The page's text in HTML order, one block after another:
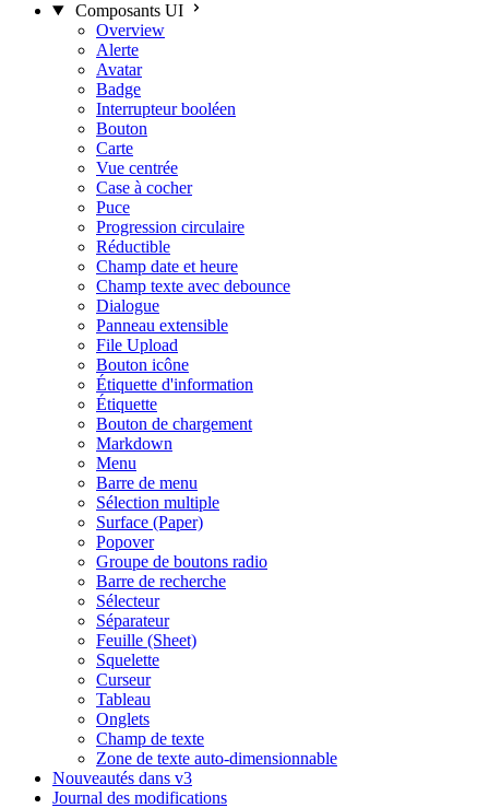
Composants UI
Overview
Alerte
Avatar
Badge
Interrupteur booléen
Bouton
Carte
Vue centrée
Case à cocher
Puce
Progression circulaire
Réductible
Champ date et heure
Champ texte avec debounce
Dialogue
Panneau extensible
File Upload
Bouton icône
Étiquette d'information
Étiquette
Bouton de chargement
Markdown
Menu
Barre de menu
Sélection multiple
Surface (Paper)
Popover
Groupe de boutons radio
Barre de recherche
Sélecteur
Séparateur
Feuille (Sheet)
Squelette
Curseur
Tableau
Onglets
Champ de texte
Zone de texte auto-dimensionnable
Nouveautés dans v3
Journal des modifications